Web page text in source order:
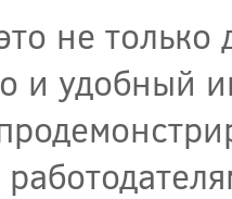
не
и удобный